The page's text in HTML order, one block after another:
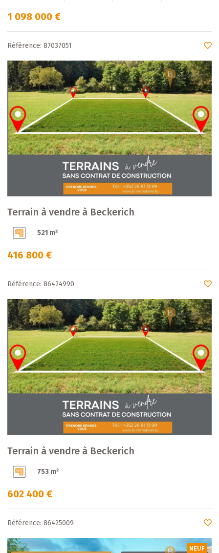
1 098 000 €
Référence: 87037051
Terrain à vendre à Beckerich
521 m²
416 800 €
Référence: 86424990
Terrain à vendre à Beckerich
753 m²
602 400 €
Référence: 86425009
NEUF